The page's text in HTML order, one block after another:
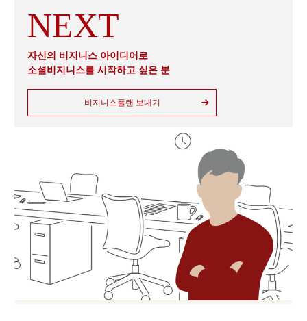
자신의 비지니스 아이디어로
소셜비지니스를 시작하고 싶은 분
비지니스플랜 보내기